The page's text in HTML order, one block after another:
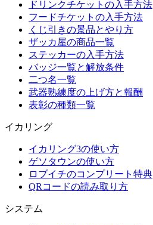
ドリンクチケットの入手方法
フードチケットの入手方法
くじ引きの景品とやり方
ザッカ屋の商品一覧
ステッカーの入手方法
バッジ一覧と解放条件
二つ名一覧
武器熟練度の上げ方と報酬
表彰の種類一覧
イカリング
イカリング3の使い方
ゲソタウンの使い方
ロブイチのコンプリート特典
QRコードの読み取り方
システム